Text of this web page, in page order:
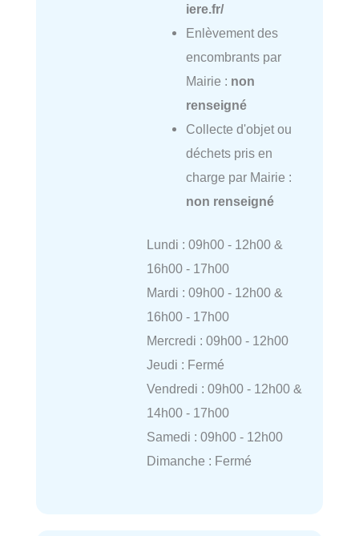
iere.fr/
Enlèvement des
encombrants par
Mairie : non
renseigné
Collecte d'objet ou
déchets pris en
charge par Mairie :
non renseigné
Lundi : 09h00 - 12h00 &
16h00 - 17h00
Mardi : 09h00 - 12h00 &
16h00 - 17h00
Mercredi : 09h00 - 12h00
Jeudi : Fermé
Vendredi : 09h00 - 12h00 &
14h00 - 17h00
Samedi : 09h00 - 12h00
Dimanche : Fermé